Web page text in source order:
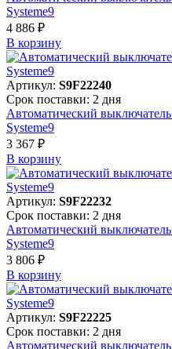
Systeme9
4 886 ₽
В корзинy
Артикул: S9F22240
Срок поставки: 2 дня
Автоматический
Systeme9
3 367 ₽
В корзинy
Артикул: S9F22232
Срок поставки: 2 дня
Автоматический
Systeme9
3 806 ₽
В корзинy
Артикул: S9F22225
Срок поставки: 2 дня
Автоматический